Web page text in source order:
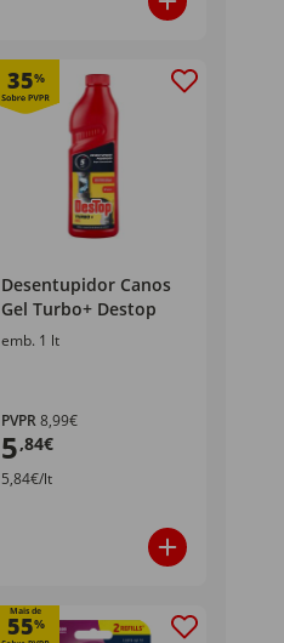
35%
Desentupidor Canos
Gel Turbo+ Destop
emb. 1 lt
PVPR8,99€
5,84€
5,84€/lt
Mais de
55%